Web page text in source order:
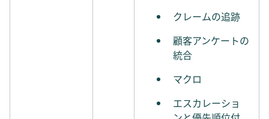
クレームの追跡
顧客アンケートの
統合
マクロ
エスカレーショ